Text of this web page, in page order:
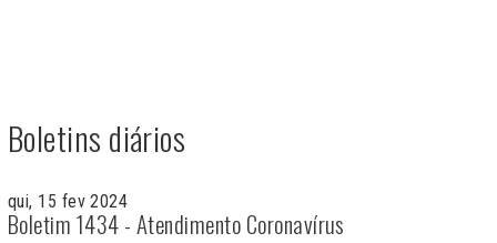
Boletins diários
qui, 15 fev 2024
Boletim 1434 - Atendimento Coronavírus